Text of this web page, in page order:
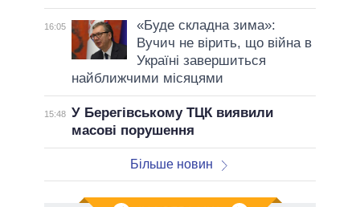
16:05
«Буде складна зима»:
Вучич не вірить, що війна в
Україні завершиться
найближчими місяцями
15:48 У Берегівському ТЦК виявили
масові порушення
Більше новин